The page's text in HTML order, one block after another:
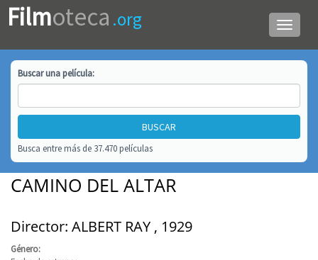
Menú
de
Filmoteca .org
Buscar unapelícula:
Busca entre más de 37.470 películas
CAMINO DEL ALTAR
Director: ALBERT RAY , 1929
Género: